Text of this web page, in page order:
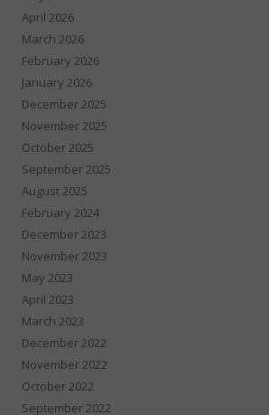
April 2026
March 2026
February 2026
January 2026
December 2025
November 2025
October 2025
September 2025
August 2025
February 2024
December 2023
November 2023
May 2023
April 2023
March 2023
December 2022
November 2022
October 2022
September 2022